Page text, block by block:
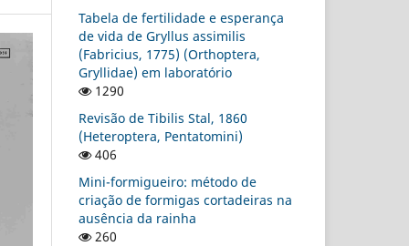
Tabela de fertilidade e esperança
de vida de Gryllus assimilis
(Fabricius, 1775) (Orthoptera,
Gryllidae) em laboratório
1290
Revisão de Tibilis Stal, 1860
(Heteroptera, Pentatomini)
406
Mini-formigueiro: método de
criação de formigas cortadeiras na
ausência da rainha
260